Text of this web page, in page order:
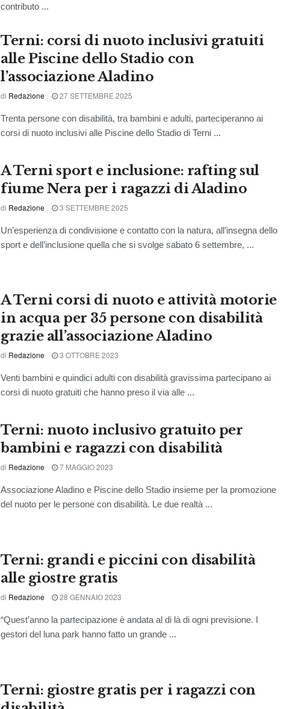
contributo ...
Terni: corsi di nuoto inclusivi gratuiti
alle Piscine dello Stadio con
l’associazione Aladino
di Redazione 27 SETTEMBRE 2025
Trenta persone con disabilità, tra bambini e adulti, parteciperanno ai
corsi di nuoto inclusivi alle Piscine dello Stadio di Terni ...
A Terni sport e inclusione: rafting sul
fiume Nera per i ragazzi di Aladino
di Redazione 3 SETTEMBRE 2025
Un’esperienza di condivisione e contatto con la natura, all’insegna dello
sport e dell’inclusione quella che si svolge sabato 6 settembre, ...
A Terni corsi di nuoto e attività motorie
in acqua per 35 persone con disabilità
grazie all’associazione Aladino
di Redazione 3 OTTOBRE 2023
Venti bambini e quindici adulti con disabilità gravissima partecipano ai
corsi di nuoto gratuiti che hanno preso il via alle ...
Terni: nuoto inclusivo gratuito per
bambini e ragazzi con disabilità
di Redazione 7 MAGGIO 2023
Associazione Aladino e Piscine dello Stadio insieme per la promozione
del nuoto per le persone con disabilità. Le due realtà ...
Terni: grandi e piccini con disabilità
alle giostre gratis
di Redazione 28 GENNAIO 2023
“Quest’anno la partecipazione è andata al di là di ogni previsione. I
gestori del luna park hanno fatto un grande ...
Terni: giostre gratis per i ragazzi con